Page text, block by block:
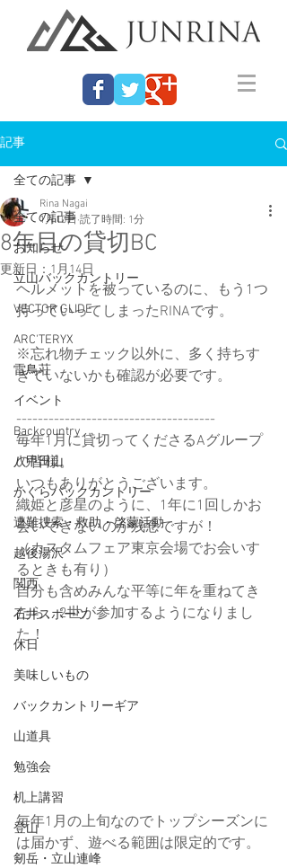
記事
全ての記事
お知らせ
立山バックカントリー
VECTOR GLIDE
ARC'TERYX
雷鳥荘
イベント
Backcountry
八甲田山
かぐらバックカントリー
遭難捜索・救助・啓蒙活動
越後湯沢
関西
石井スポーツ
休日
美味しいもの
バックカントリーギア
山道具
勉強会
机上講習
登山
剱岳・立山連峰
全ての記事
8年目の貸切BC
Rina Nagai
1月10日 読了時間: 1分
更新日：1月14日
ヘルメットを被っているのに、もう1つ
持っていってしまったRINAです。
※忘れ物チェック以外に、多く持ちす
ぎていないかも確認が必要です。
-------------------------------------
毎年1月に貸切ってくださるAグループ
の皆様。
いつもありがとうございます。
織姫と彦星のように、1年に1回しかお
会いできないのが残念ですが！
（カスタムフェア東京会場でお会いす
るときも有り）
自分も含めみんな平等に年を重ねてき
たら、2世が参加するようになりまし
た！
毎年1月の上旬なのでトップシーズンに
は届かず、遊べる範囲は限定的です。